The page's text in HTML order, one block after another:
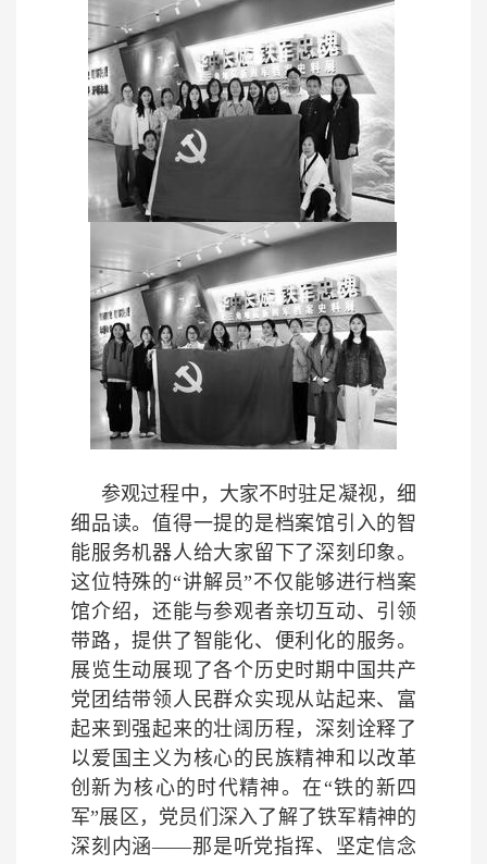
参观过程中，大家不时驻足凝视，细
细品读。值得一提的是档案馆引入的智
能服务机器人给大家留下了深刻印象。
这位特殊的“讲解员”不仅能够进行档案
馆介绍，还能与参观者亲切互动、引领
带路，提供了智能化、便利化的服务。
展览生动展现了各个历史时期中国共产
党团结带领人民群众实现从站起来、富
起来到强起来的壮阔历程，深刻诠释了
以爱国主义为核心的民族精神和以改革
创新为核心的时代精神。在“铁的新四
军”展区，党员们深入了解了铁军精神的
深刻内涵——那是听党指挥、坚定信念